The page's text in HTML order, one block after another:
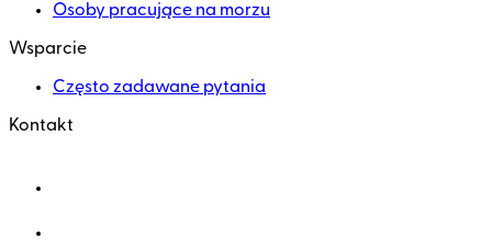
Osoby pracujące na morzu
Wsparcie
Często zadawane pytania
Kontakt